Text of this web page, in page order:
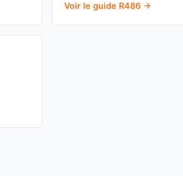
Voir le guide R486 →